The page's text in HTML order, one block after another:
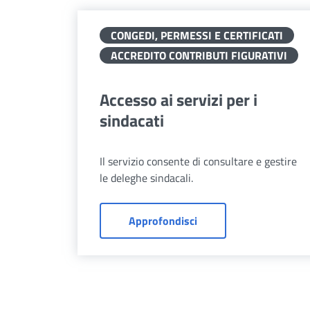
CONGEDI, PERMESSI E CERTIFICATI
ACCREDITO CONTRIBUTI FIGURATIVI
Accesso ai servizi per i
sindacati
Il servizio consente di consultare e gestire
le deleghe sindacali.
ApprofondisciAccesso ai servizi per i